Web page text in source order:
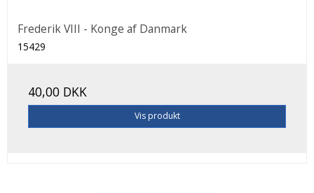
Frederik VIII - Konge af Danmark
15429
40,00 DKK
Vis produkt